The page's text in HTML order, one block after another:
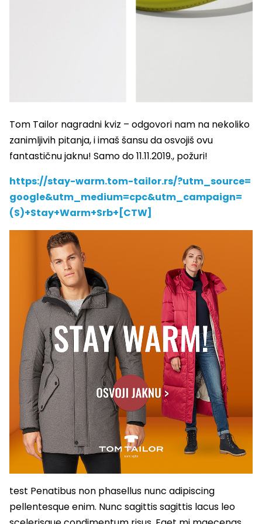
Tom Tailor nagradni kviz – odgovori nam na nekoliko
zanimljivih pitanja, i imaš šansu da osvojiš ovu
fantastičnu jaknu! Samo do 11.11.2019., požuri!
https://stay-warm.tom-tailor.rs/?utm_source=
google&utm_ medium=cpc&utm_campaign=
(S)+Stay+Warm+Srb+[CTW]
test Penatibus non phasellus nunc adipiscing
pellentesque enim. Nunc sagittis sagittis lacus leo